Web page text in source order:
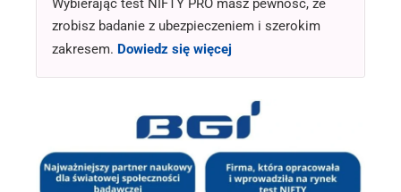
Wybierając test NIFTY PRO masz pewność, że
zrobisz badanie z ubezpieczeniem i szerokim
zakresem. Dowiedz się więcej